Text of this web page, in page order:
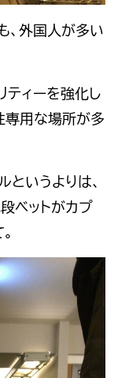
、外国人が多い
ティーを強化し
専用な場所が多
いうよりは、
段ベットがカプ